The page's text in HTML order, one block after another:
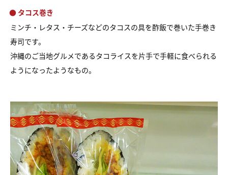
● タコス巻き
ミンチ・レタス・チーズなどのタコスの具を酢飯で巻いた手巻き
寿司です。
沖縄のご当地グルメであるタコライスを片手で手軽に食べられる
ようになったようなもの。